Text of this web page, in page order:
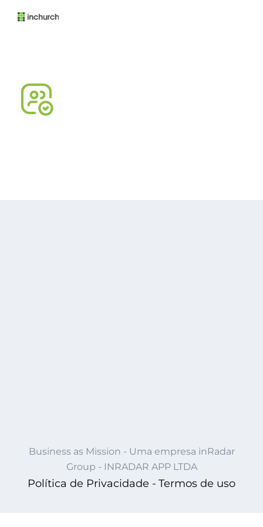
Business as Mission - Uma empresa inRadar
Group - INRADAR APP LTDA
Política de Privacidade - Termos de uso